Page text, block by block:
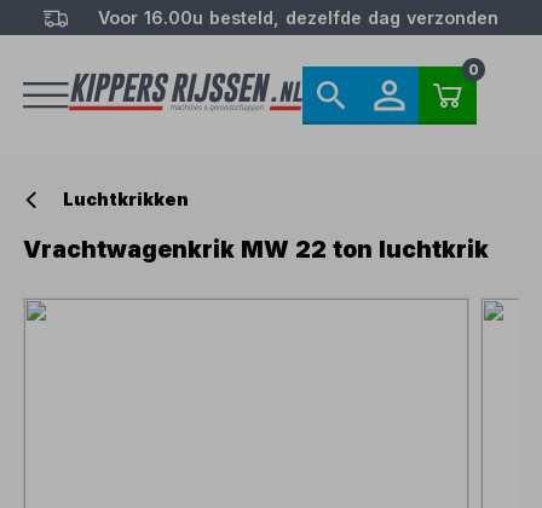
Voor 16.00u besteld, dezelfde dag verzonden
0
Luchtkrikken
Vrachtwagenkrik MW 22 ton luchtkrik